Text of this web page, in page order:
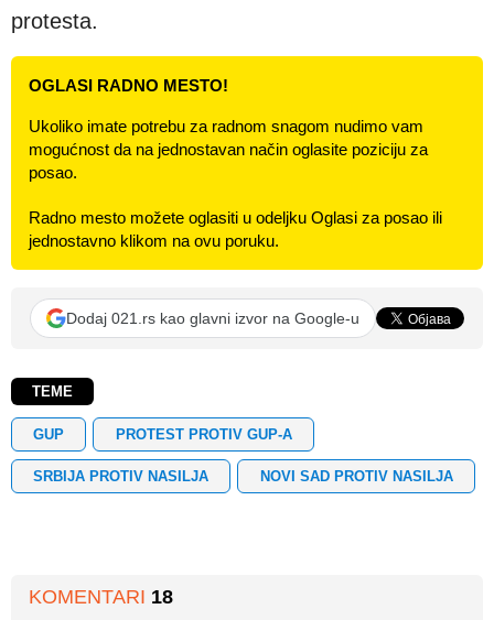
protesta.
OGLASI RADNO MESTO!
Ukoliko imate potrebu za radnom snagom nudimo vam
mogućnost da na jednostavan način oglasite poziciju za
posao.
Radno mesto možete oglasiti u odeljku Oglasi za posao ili
jednostavno klikom na ovu poruku.
Dodaj 021.rs kao glavni izvor na Google-u
TEME
GUP PROTEST PROTIV GUP-A
SRBIJA PROTIV NASILJA NOVI SAD PROTIV NASILJA
KOMENTARI 18